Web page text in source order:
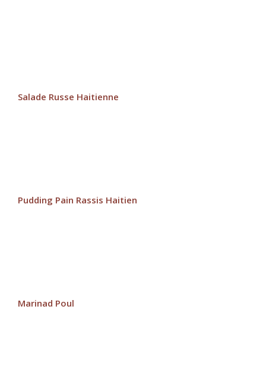
Salade Russe Haitienne
Pudding Pain Rassis Haitien
Marinad Poul